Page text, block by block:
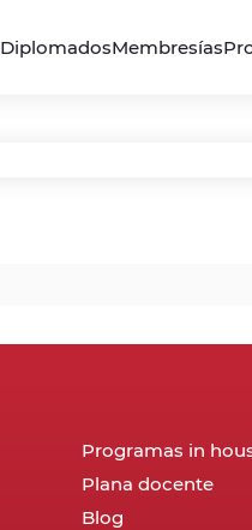
DiplomadosMembresías
Programas in
Plana docente
Blog